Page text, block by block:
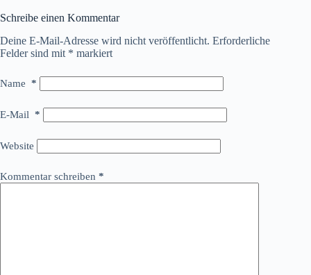
Schreibe einen Kommentar
Deine E-Mail-Adresse wird nicht veröffentlicht. Erforderliche
Felder sind mit * markiert
Name *
E-Mail *
Website
Kommentar schreiben *